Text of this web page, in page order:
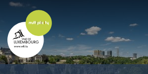
Zum
Hauptinhalt
gehen